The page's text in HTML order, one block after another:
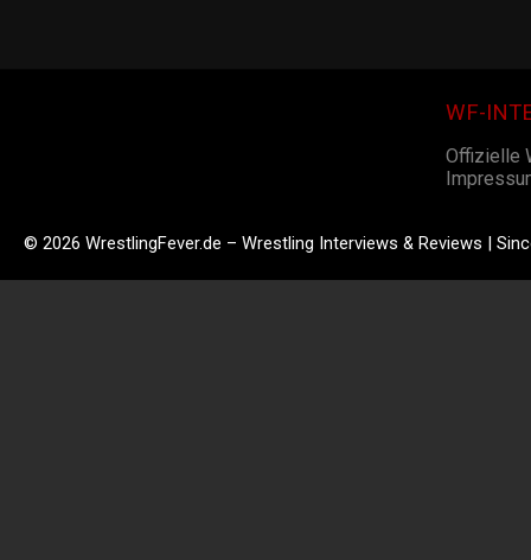
WF-
Offizielle
© 2026 WrestlingFever.de – Wrestling Interviews & Reviews |